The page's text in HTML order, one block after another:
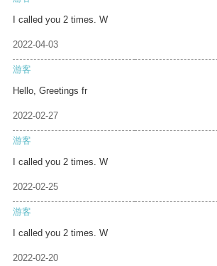
I called you 2 times. W
2022-04-03
游客
Hello, Greetings fr
2022-02-27
游客
I called you 2 times. W
2022-02-25
游客
I called you 2 times. W
2022-02-20